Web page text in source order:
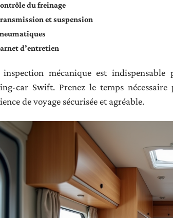
du freinage
et suspension
d’entretien
inspection mécanique est
car Swift. Prenez le temps
de voyage sécurisée et agréable.